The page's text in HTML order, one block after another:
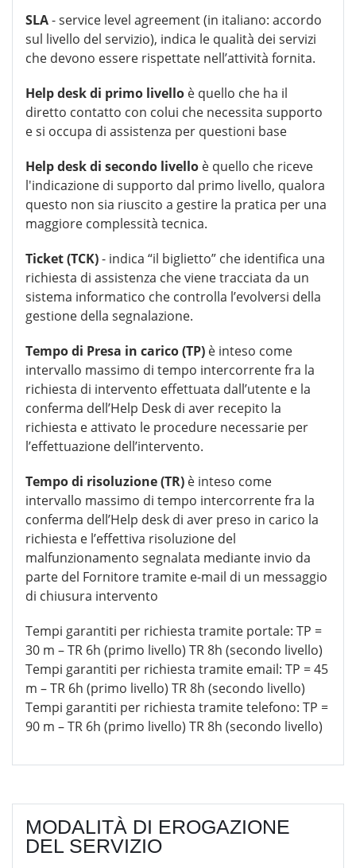
SLA- service level agreement (in italiano: accordo
sul livello del servizio), indica le qualità dei servizi
che devono essere rispettate nell’attività fornita.
Help desk di primo livello è quello che ha il
diretto contatto con colui che necessita supporto
e si occupa di assistenza per questioni base
Help desk di secondo livello è quello che riceve
l'indicazione di supporto dal primo livello, qualora
questo non sia riuscito a gestire la pratica per una
maggiore complessità tecnica.
Ticket (TCK)- indica “il biglietto” che identifica una
richiesta di assistenza che viene tracciata da un
sistema informatico che controlla l’evolversi della
gestione della segnalazione.
Tempo di Presa in carico (TP) è inteso come
intervallo massimo di tempo intercorrente fra la
richiesta di intervento effettuata dall’utente e la
conferma dell’Help Desk di aver recepito la
richiesta e attivato le procedure necessarie per
l’effettuazione dell’intervento.
Tempo di risoluzione (TR) è inteso come
intervallo massimo di tempo intercorrente fra la
conferma dell’Help desk di aver preso in carico la
richiesta e l’effettiva risoluzione del
malfunzionamento segnalata mediante invio da
parte del Fornitore tramite e-mail di un messaggio
di chiusura intervento
Tempi garantiti per richiesta tramite portale: TP =
30 m – TR 6h (primo livello) TR 8h (secondo livello)
Tempi garantiti per richiesta tramite email: TP = 45
m – TR 6h (primo livello) TR 8h (secondo livello)
Tempi garantiti per richiesta tramite telefono: TP =
90 m – TR 6h (primo livello) TR 8h (secondo livello)
MODALITÀ DI EROGAZIONE
DEL SERVIZIO